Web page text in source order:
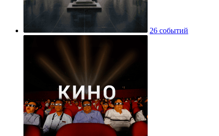
26 событий